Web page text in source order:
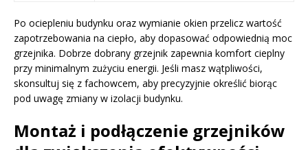
Po ociepleniu budynku oraz wymianie okien przelicz wartość
zapotrzebowania na ciepło, aby dopasować odpowiednią moc
grzejnika. Dobrze dobrany grzejnik zapewnia komfort cieplny
przy minimalnym zużyciu energii. Jeśli masz wątpliwości,
skonsultuj się z fachowcem, aby precyzyjnie określić biorąc
pod uwagę zmiany w izolacji budynku.
Montaż i podłączenie grzejników